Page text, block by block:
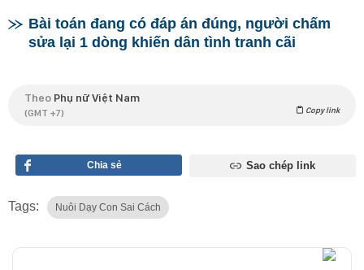
Bài toán đang có đáp án đúng, người chấm
sửa lại 1 dòng khiến dân tình tranh cãi
Theo Phụ nữ Việt Nam
(GMT +7) Copy link
Chia sẻ Sao chép link
Tags: Nuôi Dạy Con Sai Cách